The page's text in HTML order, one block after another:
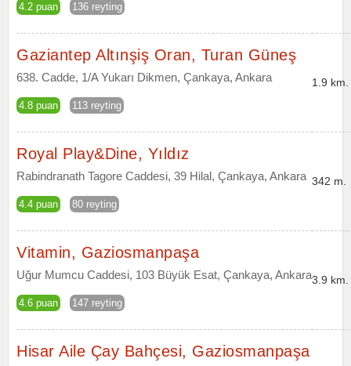
4.2 puan 136 reyting
Gaziantep Altınşiş Oran, Turan Güneş
638. Cadde, 1/A Yukarı Dikmen, Çankaya, Ankara
4.8 puan 113 reyting
1.9 km.
Royal Play&Dine, Yıldız
Rabindranath Tagore Caddesi, 39 Hilal, Çankaya, Ankara
4.4 puan 80 reyting
342 m.
Vitamin, Gaziosmanpaşa
Uğur Mumcu Caddesi, 103 Büyük Esat, Çankaya, Ankara
4.6 puan 147 reyting
3.9 km.
Hisar Aile Çay Bahçesi, Gaziosmanpaşa